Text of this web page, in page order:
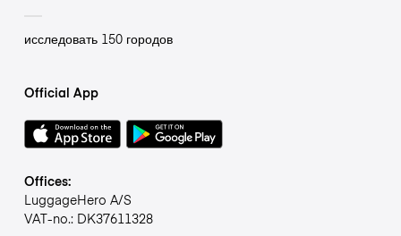
исследовать 150 городов
Official App
Offices:
LuggageHero A/S
VAT-no.: DK37611328